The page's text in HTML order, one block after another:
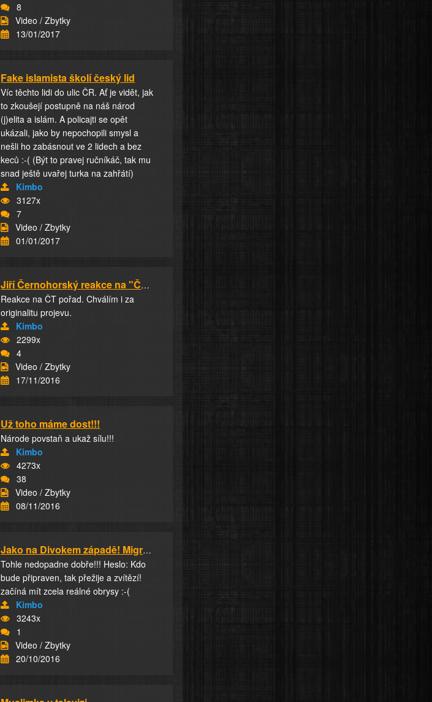
8
Video / Zbytky
13/01/2017
Fake islamista školí český lid
Víc těchto lidi do ulic ČR. Ať je vidět, jak
to zkoušejí postupně na náš národ
(j)elita a islám. A policajti se opět
ukázali, jako by nepochopili smysl a
nešli ho zabásnout ve 2 lidech a bez
keců :-( (Být to pravej ručníkáč, tak mu
snad ještě uvařej turka na zahřátí)
Kimbo
3127x
7
Video / Zbytky
01/01/2017
Jiří Černohorský reakce na "Český anál"
Reakce na ČT pořad. Chválím i za
originalitu projevu.
Kimbo
2299x
4
Video / Zbytky
17/11/2016
Už toho máme dost!!!
Národe povstaň a ukaž sílu!!!
Kimbo
4273x
38
Video / Zbytky
08/11/2016
Jako na Divokem západě! Migranti řádili v cen...
Tohle nedopadne dobře!!! Heslo: Kdo
bude připraven, tak přežije a zvítězí!
začíná mít zcela reálné obrysy :-(
Kimbo
3243x
1
Video / Zbytky
20/10/2016